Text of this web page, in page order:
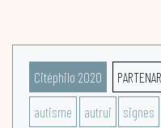
Citéphilo 2020
autisme autrui signes